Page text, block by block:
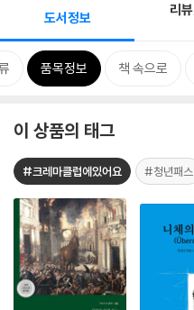
도서정보 리
품목정보 책 속으로
이 상품의 태그
#크레마클럽에있어요 #청년패스